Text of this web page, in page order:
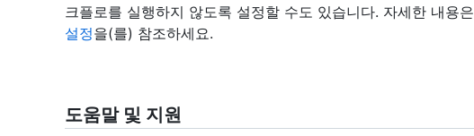
크플로를 실행하지 않도록 설정할 수도 있습니다. 자세한 내용은
설정을(를) 참조하세요.
도움말 및 지원